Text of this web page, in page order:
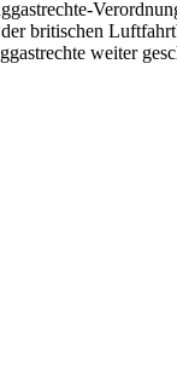
britischen
weiter